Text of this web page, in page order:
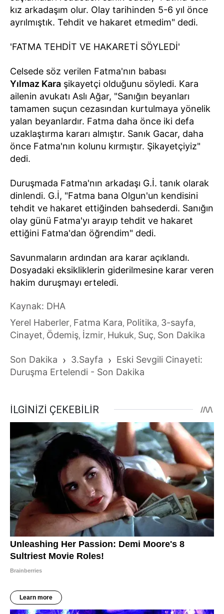
kız arkadaşım olur. Olay tarihinden 5-6 yıl önce
ayrılmıştık. Tehdit ve hakaret etmedim" dedi.
'FATMA TEHDİT VE HAKARETİ SÖYLEDİ'
Celsede söz verilen Fatma'nın babası
Yılmaz Kara şikayetçi olduğunu söyledi. Kara
ailenin avukatı Aslı Ağar, "Sanığın beyanları
tamamen suçun cezasından kurtulmaya yönelik
yalan beyanlardır. Fatma daha önce iki defa
uzaklaştırma kararı almıştır. Sanık Gacar, daha
önce Fatma'nın kolunu kırmıştır. Şikayetçiyiz"
dedi.
Duruşmada Fatma'nın arkadaşı G.İ. tanık olarak
dinlendi. G.İ, "Fatma bana Olgun'un kendisini
tehdit ve hakaret ettiğinden bahsederdi. Sanığın
olay günü Fatma'yı arayıp tehdit ve hakaret
ettiğini Fatma'dan öğrendim" dedi.
Savunmaların ardından ara karar açıklandı.
Dosyadaki eksikliklerin giderilmesine karar veren
hakim duruşmayı erteledi.
Kaynak: DHA
Yerel Haberler, Fatma Kara, Politika, 3-sayfa,
Cinayet, Ödemiş, İzmir, Hukuk, Suç, Son Dakika
Son Dakika › 3.Sayfa › Eski Sevgili Cinayeti:
Duruşma Ertelendi - Son Dakika